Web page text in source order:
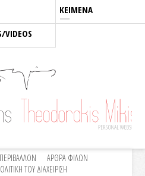
ΚΕΙΜΕΝΑ
VIDEOS
ΠΕΡΙΒΑΛΛΟΝ
ΑΡΘΡΑ ΦΙΛΩΝ
ΤΟΥ ΔΙΑΧΕΙΡΙΣΗ